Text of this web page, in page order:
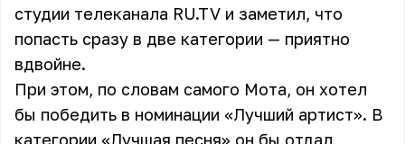
студии телеканала RU.TV и заметил, что
попасть сразу в две категории — приятно
вдвойне.
При этом, по словам самого Мота, он хотел
бы победить в номинации «Лучший артист». В
категории «Лучшая песня» он бы отдал